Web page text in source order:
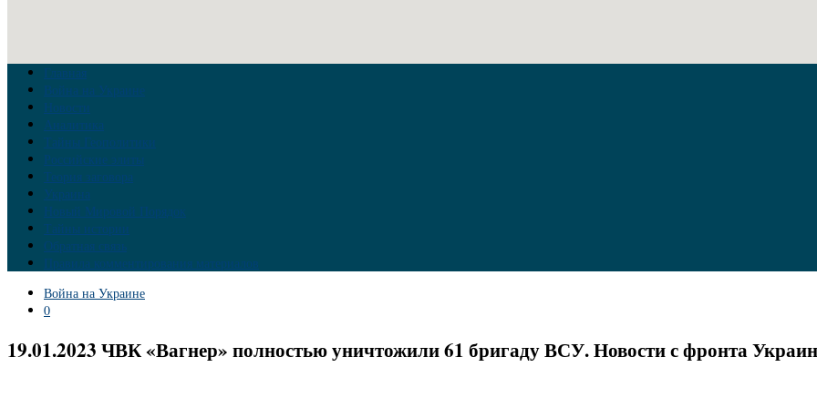
Главная
Война на Украине
Новости
Аналитика
Тайны Геополитики
Российские элиты
Теория заговора
Украина
Новый Мировой Порядок
Тайны истории
Обратная связь
Правила комментирования материалов
Война на Украине
0
19.01.2023 ЧВК «Вагнер» полностью уничтожили 61 бригаду ВСУ. Новости с фронта